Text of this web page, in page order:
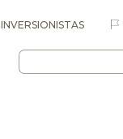
INVERSIONISTAS